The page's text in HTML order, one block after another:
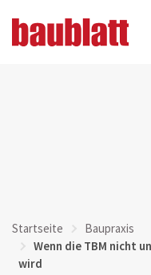
Startseite
Baupraxis
Wenn die TBM nicht
wird